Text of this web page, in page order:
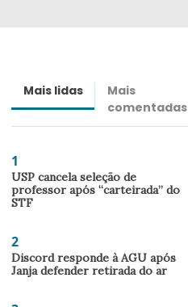
Mais lidas
Mais
comentadas
1
USP cancela seleção de
professor após “carteirada” do
STF
2
Discord responde à AGU após
Janja defender retirada do ar